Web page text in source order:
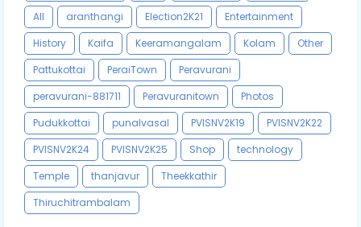
All
aranthangi Election2K21
Entertainment
History
Kaifa Keeramangalam Kolam
Other
Pattukottai
PeraiTown
Peravurani
peravurani-881711
Peravuranitown
Photos
Pudukkottai
punalvasal PVISNV2K19
PVISNV2K22
PVISNV2K24
PVISNV2K25 Shop
technology
Temple
thanjavur
Theekkathir
Thiruchitrambalam